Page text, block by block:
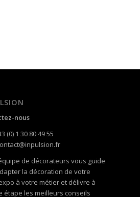
nous
(0) 1 30 80 49 55
de décorateurs vous guide
la décoration de votre
à votre métier et délivre à
étape les meilleurs conseils